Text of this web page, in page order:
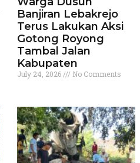
Banjiran Lebakrejo
Terus Lakukan Aksi
Gotong Royong
Tambal Jalan
Kabupaten
July 24, 2026 No Comments